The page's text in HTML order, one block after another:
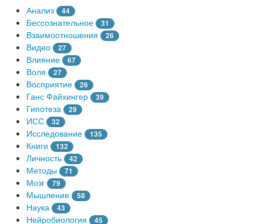
Анализ 44
Бессознательное 31
Взаимоотношения 26
Видео 27
Влияние 67
Воля 27
Восприятие 26
Ганс Файхингер 39
Гипотеза 29
ИСС 32
Исследование 135
Книги 132
Личность 42
Методы 71
Мозг 79
Мышление 58
Наука 43
Нейробиология 45